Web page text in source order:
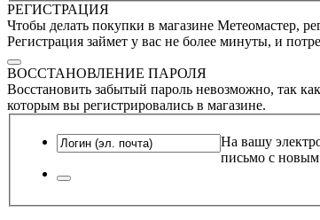
РЕГИСТРАЦИЯ
Чтобы делать покупки в магазине Метеомастер,
Регистрация займет у вас не более минуты, и
ВОССТАНОВЛЕНИЕ ПАРОЛЯ
Восстановить забытый пароль невозможно, так
которым вы регистрировались в магазине.
На вашу
письмо с